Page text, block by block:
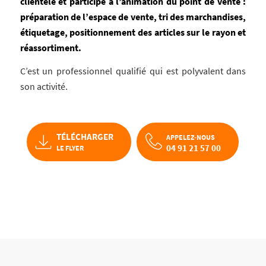
préparation de l’espace de vente, tri des marchandises,
étiquetage, positionnement des articles sur le rayon et
réassortiment.
C’est un professionnel qualifié qui est polyvalent dans
son activité.
TÉLÉCHARGER
LE FLYER
APPELEZ-NOUS
04 91 21 57 00